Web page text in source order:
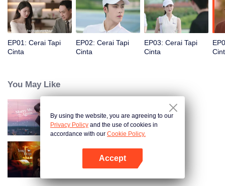
EP01: Cerai Tapi
Cinta
EP02: Cerai Tapi
Cinta
EP03: Cerai Tapi
Cinta
You May Like
Nikah Lagi Yuk!
Terjebak Kamu
By using the website, you are agreeing to our
Privacy Policy and the use of cookies in
accordance with our Cookie Policy.
Accept